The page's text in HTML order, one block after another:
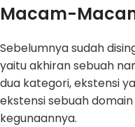
Macam-
Sebelumnya sudah
yaitu akhiran sebuah
dua kategori, ekstensi
ekstensi sebuah
kegunaannya.